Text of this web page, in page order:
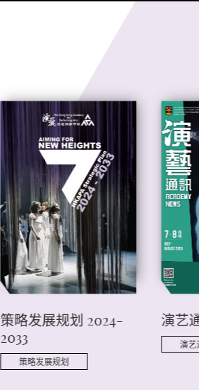
策略发展规划 2024-
2033
策略发展规划
演艺
演艺